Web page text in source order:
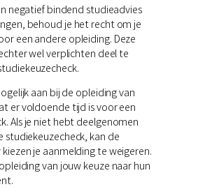
negatief bindend studieadvies
behoud je het recht om je
een andere opleiding. Deze
wel verplichten deel te
aan bij de opleiding van
er voldoende tijd is voor een
Als je niet hebt deelgenomen
studiekeuzecheck, kan de
je aanmelding te weigeren.
van jouw keuze naar hun